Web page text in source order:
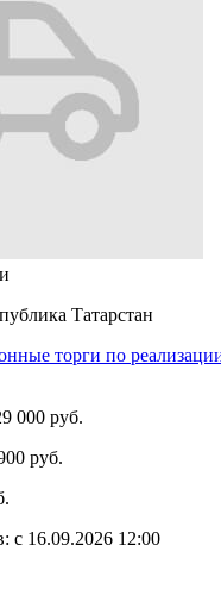
Татарстан
торги по
000 руб.
руб.
с 16.09.2026 12:00